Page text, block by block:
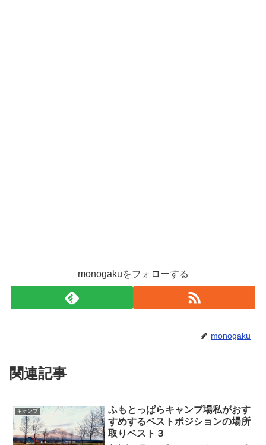
monogakuをフォローする
monogaku
関連記事
キャンプ
ふもとっぱらキャンプ場私がおす
すめするベストポジションの場所
取りベスト３